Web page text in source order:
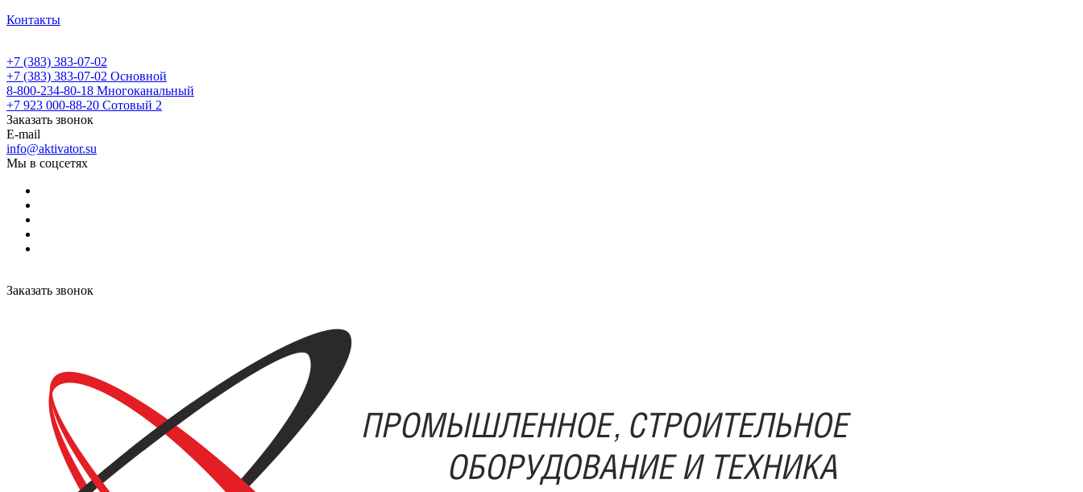
Контакты
+7 (383) 383-07-02
+7 (383) 383-07-02 Основной
8-800-234-80-18 Многоканальный
+7 923 000-88-20 Сотовый 2
Заказать звонок
E-mail
info@aktivator.su
Мы в соцсетях
Заказать звонок